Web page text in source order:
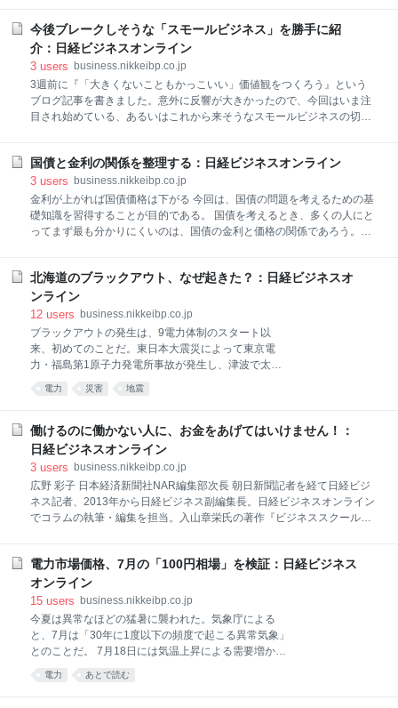
況にある。 これは温暖化対策がいかに困難であるかを
示している。しかし、温暖化
「権利」でも「権力を生み出すもの」でもなく、なくしていくべき男性
差別である。 兵役における男性差別は大きく二つの問題を抱えている。
一つは、それが男性の生命権の軽視であること。二つには、それによっ
て戦争責任が男性にだけ被せられがちだということである。 命を使い捨
てられてきた男たち 男性は性別という理由のみで国によって徴兵され
る。志願制であっても、戦闘員はほぼ必ず男性になる。そしてそこで命
今後ブレークしそうな「スモールビジネス」を勝手に紹
介：日経ビジネスオンライン
3 users business.nikkeibp.co.jp
3週前に『「大きくないこともかっこいい」価値観をつくろう』という
ブログ記事を書きました。意外に反響が大きかったので、今回はいま注
目され始めている、あるいはこれから来そうなスモールビジネスの切り
ら存在します。一時期「自費出版詐欺」なるものがあったため、あまり
いいイメージを持たれてない方もいますが、そうはいっても、自分史を
作りたいというニーズはいつでも存在します。やはり自分の人生を振り
返り1つの歴史にまとめたいと思う欲求はだれにだってありますし、そ
れを読みたいと思う人はそんなに多くないとしても、身近な存在、例え
スは、自分で自分史を書き上
国債と金利の関係を整理する：日経ビジネスオンライン
3 users business.nikkeibp.co.jp
金利が上がれば国債価格は下がる 今回は、国債の問題を考えるための基
礎知識を習得することが目的である。 国債を考えるとき、多くの人にと
ってまず最も分かりにくいのは、国債の金利と価格の関係であろう。金
には、預金と同様に毎期の利払いと満期の償還額（通常100円）が定め
られている。債券のことをfixed income（確定利回り） と呼ぶのは、将
来に生じるキャッシュフローが確定しているからである。 著者が過去、
国債を特集したテレビの経済番組に出演したとき、作成現場の担当者の
方々も債券の価格と金利の関係が十分に理解できず、価格と金利の関係
を解説する必要が生じた。テレビの作成現場でもこうした状況にあるこ
レビは、
北海道のブラックアウト、なぜ起きた？：日経ビジネスオ
ンライン
12 users business.nikkeibp.co.jp
ブラックアウトの発生は、9電力体制のスタート以
来、初めてのことだ。東日本大震災によって東京電
力・福島第1原子力発電所事故が発生し、津波で太平
洋沿岸部の発電所が被災した時でさえ、ブラックアウ
トは起きなかった。 では、なぜ今回、ブラックアウト
東厚真火力発電所（厚真町）の一極集中だ。 苫東厚真
は石炭火力発電所で、3機合計で定格出力が165万
kW。道内最大規模を誇る。北海道電力によると、地震
ていたという。 電気は貯めることができない。常に需
要（電力の使用量）と供給（発電量）を一致させてお
く必要がある。今回のように、需要は変わらないのに
る。 周波数の低下は、停電発生を意味する。各変電所
に設置してある周波数低下防止装置（UFR）が、周波
数が一定値以下になっ
電力 災害 地震
働けるのに働かない人に、お金をあげてはいけません！：
日経ビジネスオンライン
3 users business.nikkeibp.co.jp
広野 彩子 日本経済新聞社NAR編集部次長 朝日新聞記者を経て日経ビジ
ネス記者、2013年から日経ビジネス副編集長。日経ビジネスオンライン
でコラムの執筆・編集を担当。入山章栄氏の著作『ビジネススクールで
電力市場価格、7月の「100円相場」を検証：日経ビジネス
オンライン
15 users business.nikkeibp.co.jp
今夏は異常なほどの猛暑に襲われた。気象庁による
と、7月は「30年に1度以下の頻度で起こる異常気象」
とのことだ。 7月18日には気温上昇による需要増か
ら、関西電力は東京電力パワーグリッド(東電PG)や中
部電力、北陸電力、四国電力から、16～17時の時間帯
電力 あとで読む